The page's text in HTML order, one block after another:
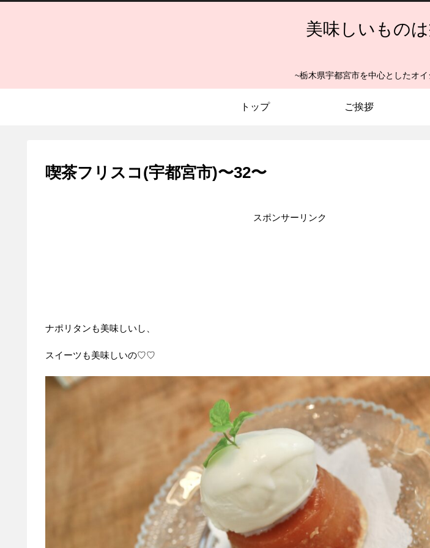
美味しいものは
~栃木県宇都宮市を中心としたオ
トップ ご挨拶
喫茶フリスコ(宇都宮市)〜32〜
スポンサーリンク
ナポリタンも美味しいし、
スイーツも美味しいの♡♡